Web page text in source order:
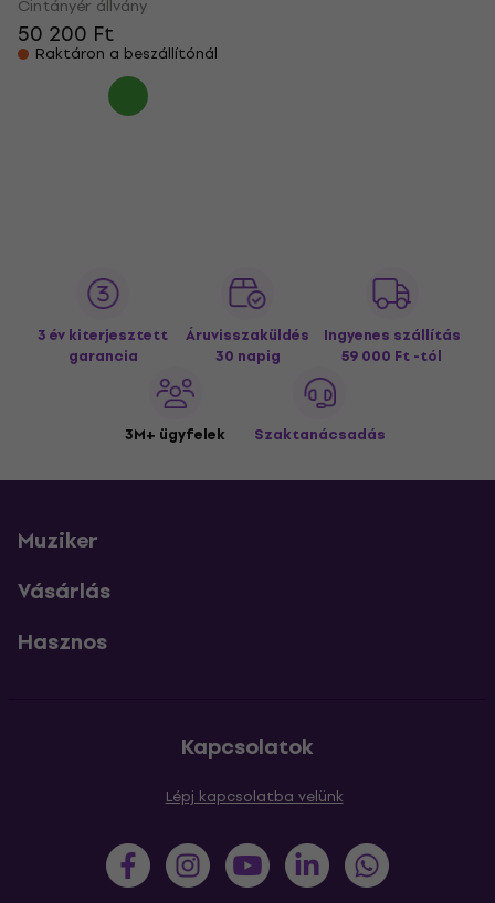
Cintányér állvány
50 200 Ft
Raktáron a beszállítónál
3 év kiterjesztett
garancia
Áruvisszaküldés
30 napig
Ingyenes szállítás
59 000 Ft -tól
3M+ ügyfelek Szaktanácsadás
Muziker
Vásárlás
Hasznos
Kapcsolatok
Lépj kapcsolatba velünk